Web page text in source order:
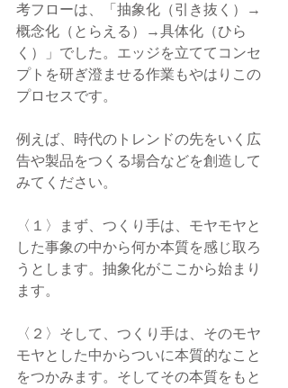
考フローは、「抽象化（引き抜く）→
概念化（とらえる）→具体化（ひら
く）」でした。エッジを立ててコンセ
プトを研ぎ澄ませる作業もやはりこの
プロセスです。
例えば、時代のトレンドの先をいく広
告や製品をつくる場合などを創造して
みてください。
〈１〉まず、つくり手は、モヤモヤと
した事象の中から何か本質を感じ取ろ
うとします。抽象化がここから始まり
ます。
〈２〉そして、つくり手は、そのモヤ
モヤとした中からついに本質的なこと
をつかみます。そしてその本質をもと